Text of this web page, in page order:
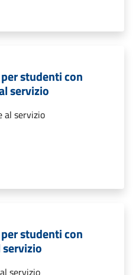
studenti con
servizio
al servizio
studenti con
servizio